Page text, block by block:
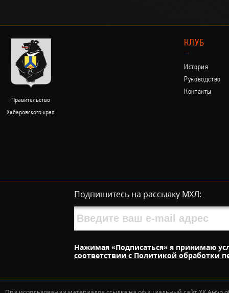
Правительство
Хабаровского края
КЛУБ
–
История
Руководство
Контакты
Подпишитесь на рассылку МХЛ:
Нажимая «Подписаться» я принимаю
соответствии с Политикой обработки